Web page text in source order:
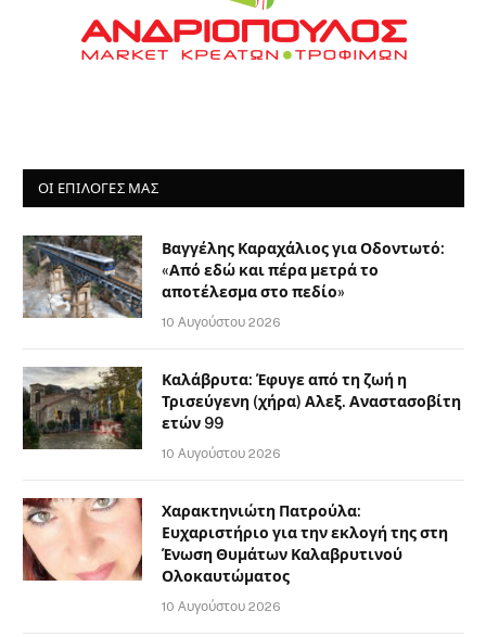
ΟΙ ΕΠΙΛΟΓΈΣ ΜΑΣ
Βαγγέλης Καραχάλιος για Οδοντωτό:
«Από εδώ και πέρα μετρά το
αποτέλεσμα στο πεδίο»
10 Αυγούστου 2026
Καλάβρυτα: Έφυγε από τη ζωή η
Τρισεύγενη (χήρα) Αλεξ. Αναστασοβίτη
ετών 99
10 Αυγούστου 2026
Χαρακτηνιώτη Πατρούλα:
Ευχαριστήριο για την εκλογή της στη
Ένωση Θυμάτων Καλαβρυτινού
Ολοκαυτώματος
10 Αυγούστου 2026